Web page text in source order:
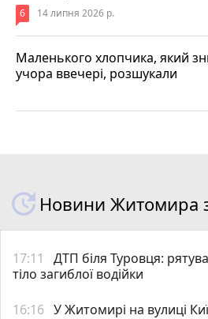
6 14 липня 2026 р.
Маленького хлопчика, який
учора ввечері, розшукали
Новини Житомира
17:11
ДТП біля Туровця:
тіло загиблої водійки
16:16 У Житомирі на вулиці